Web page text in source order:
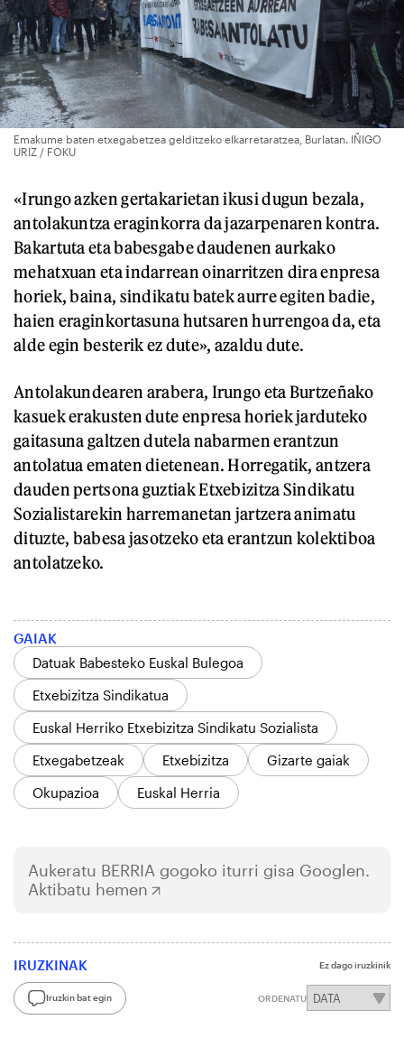
Emakume baten etxegabetzea gelditzeko elkarretaratzea, Burlatan. IÑIGO
URIZ / FOKU
«Irungo azken gertakarietan ikusi dugun bezala,
antolakuntza eraginkorra da jazarpenaren kontra.
Bakartuta eta babesgabe daudenen aurkako
mehatxuan eta indarrean oinarritzen dira enpresa
horiek, baina, sindikatu batek aurre egiten badie,
haien eraginkortasuna hutsaren hurrengoa da, eta
alde egin besterik ez dute», azaldu dute.
Antolakundearen arabera, Irungo eta Burtzeñako
kasuek erakusten dute enpresa horiek jarduteko
gaitasuna galtzen dutela nabarmen erantzun
antolatua ematen dietenean. Horregatik, antzera
dauden pertsona guztiak Etxebizitza Sindikatu
Sozialistarekin harremanetan jartzera animatu
dituzte, babesa jasotzeko eta erantzun kolektiboa
antolatzeko.
GAIAK
Datuak Babesteko Euskal Bulegoa
Etxebizitza Sindikatua
Euskal Herriko Etxebizitza Sindikatu Sozialista
Etxegabetzeak
Etxebizitza
Gizarte gaiak
Okupazioa
Euskal Herria
Aukeratu BERRIA gogoko iturri gisa Googlen.
Aktibatu hemen
IRUZKINAK Ez dago iruzkinik
Iruzkin bat egin ORDENATU